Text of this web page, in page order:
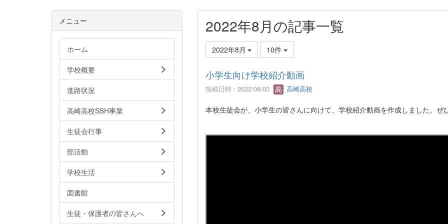
2022年8月の記事一覧
2022年8月 10件
小学生向け学校紹介動画
投稿日時 : 2022/08/02 高崎高校
本校生徒会が、小学生の皆さんに向けて、学校紹介動画を作成しました。ぜ
メニュー
ホーム
学校概要
進路状況
高崎高校SSH事業
生徒会行事
部活動
学校生活
図書館
生徒・保護者の皆さんへ